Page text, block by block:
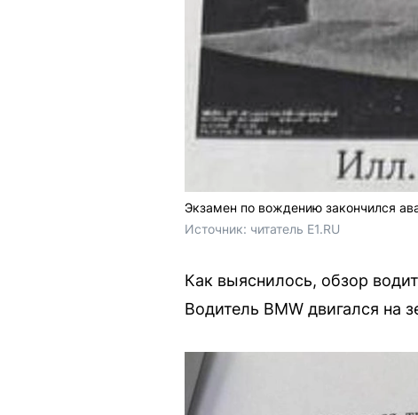
Экзамен по вождению закончился
Источник: читатель E1.RU
Как выяснилось, обзор
Водитель BMW двигался на